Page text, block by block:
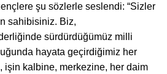
şu sözlerle seslendi: “Sizler
sahibisiniz. Biz,
sürdürdüğümüz milli
hayata geçirdiğimiz her
işin kalbine, merkezine, her daim